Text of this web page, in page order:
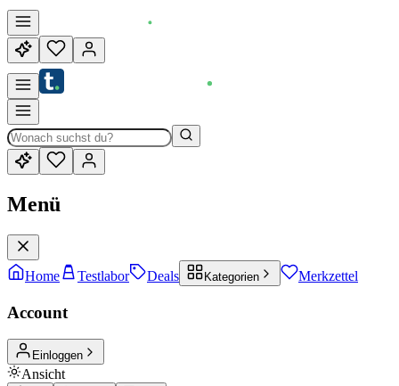
Menü
Home Testlabor Deals Kategorien Merkzettel
Account
Einloggen
Ansicht